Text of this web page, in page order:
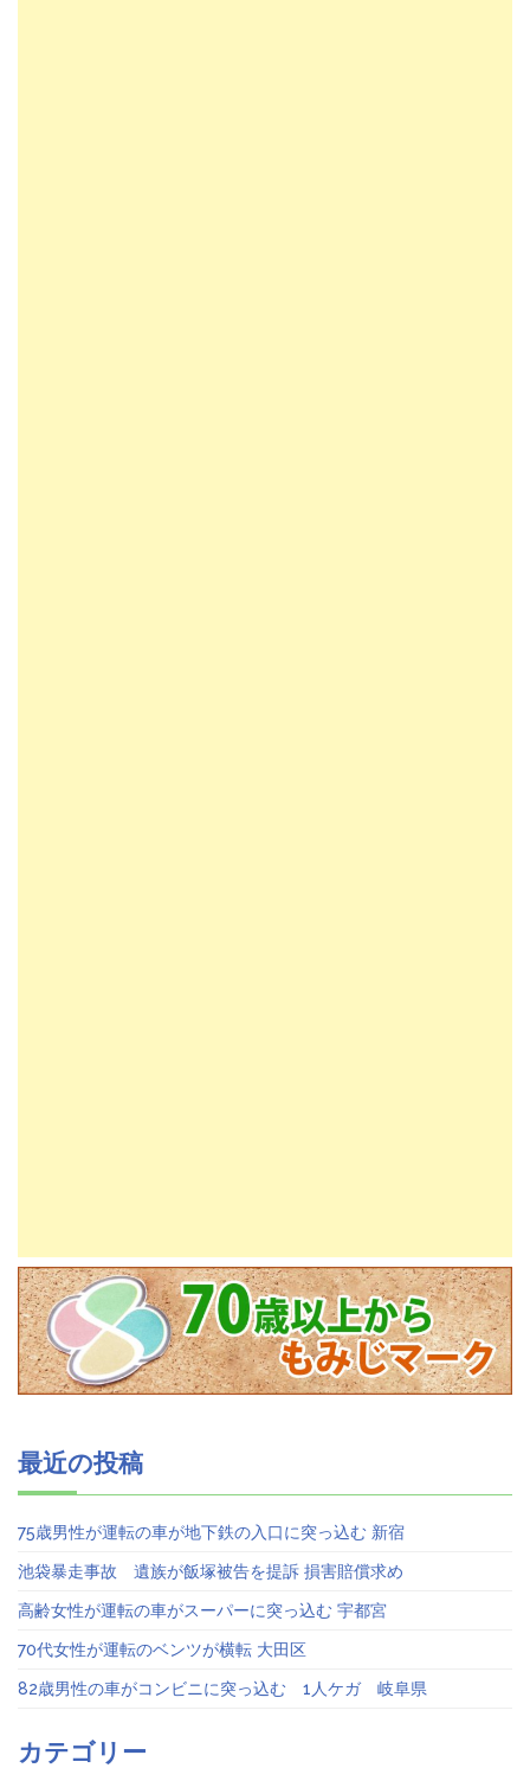
最近の投稿
75歳男性が運転の車が地下鉄の入口に突っ込む 新宿
池袋暴走事故 遺族が飯塚被告を提訴 損害賠償求め
高齢女性が運転の車がスーパーに突っ込む 宇都宮
70代女性が運転のベンツが横転 大田区
82歳男性の車がコンビニに突っ込む 1人ケガ 岐阜県
カテゴリー